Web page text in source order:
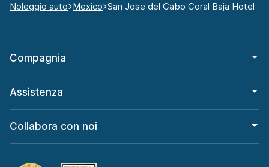
Noleggio auto Mexico San Jose del Cabo Coral Baja Hotel
Compagnia
Assistenza
Collabora con noi